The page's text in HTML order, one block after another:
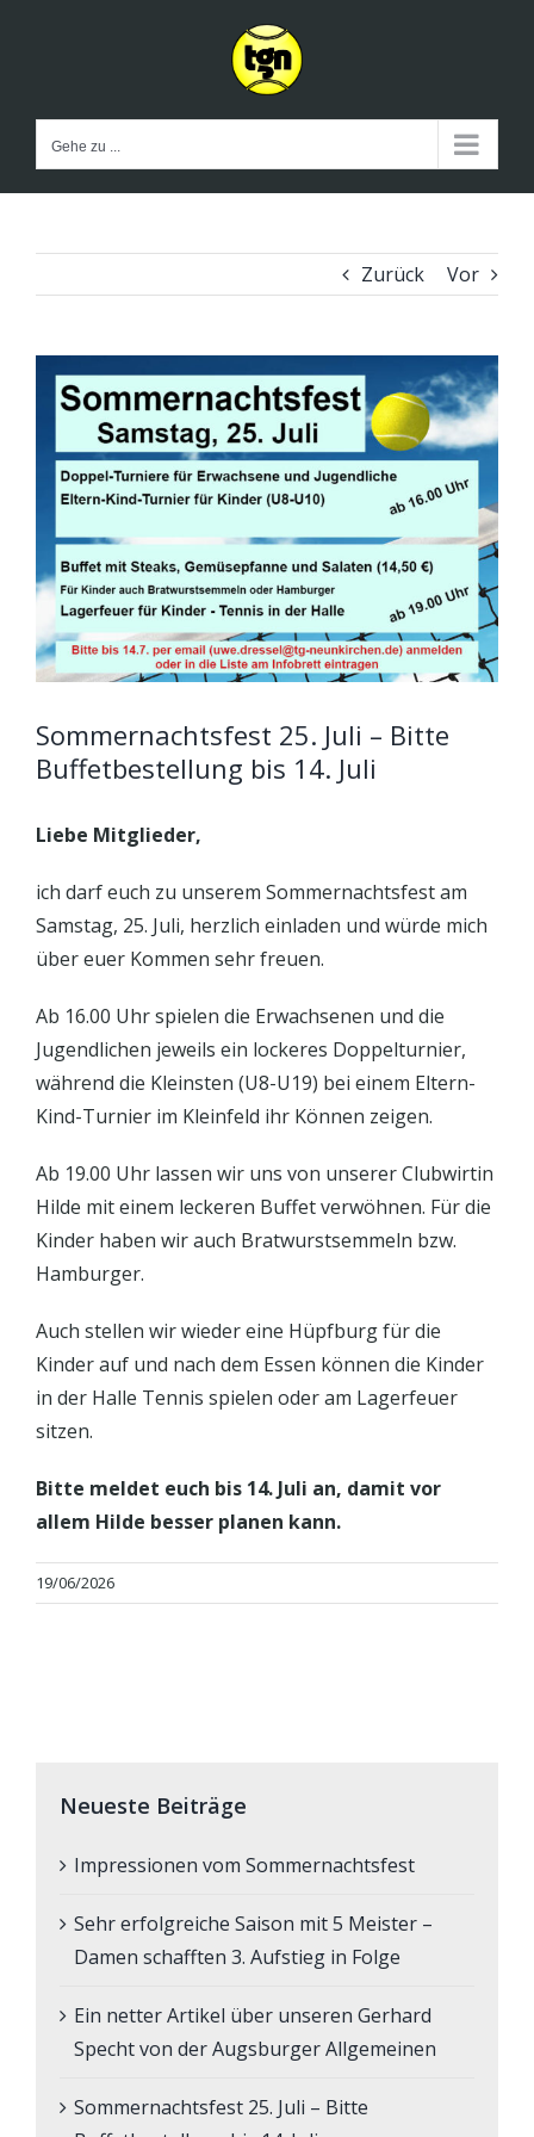
Gehe zu ...
Zurück Vor
Zeige
grösseres
Sommernachtsfest 25. Juli – Bitte
Buffetbestellung bis 14. Juli
Liebe Mitglieder,
ich darf euch zu unserem Sommernachtsfest am
Samstag, 25. Juli, herzlich einladen und würde mich
über euer Kommen sehr freuen.
Ab 16.00 Uhr spielen die Erwachsenen und die
Jugendlichen jeweils ein lockeres Doppelturnier,
während die Kleinsten (U8-U19) bei einem Eltern-
Kind-Turnier im Kleinfeld ihr Können zeigen.
Ab 19.00 Uhr lassen wir uns von unserer Clubwirtin
Hilde mit einem leckeren Buffet verwöhnen. Für die
Kinder haben wir auch Bratwurstsemmeln bzw.
Hamburger.
Auch stellen wir wieder eine Hüpfburg für die
Kinder auf und nach dem Essen können die Kinder
in der Halle Tennis spielen oder am Lagerfeuer
sitzen.
Bitte meldet euch bis 14. Juli an, damit vor
allem Hilde besser planen kann.
19/06/2026
Neueste Beiträge
Impressionen vom Sommernachtsfest
Sehr erfolgreiche Saison mit 5 Meister –
Damen schafften 3. Aufstieg in Folge
Ein netter Artikel über unseren Gerhard
Specht von der Augsburger Allgemeinen
Sommernachtsfest 25. Juli – Bitte